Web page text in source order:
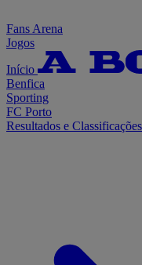
Fans Arena
Jogos
Início
Benfica
Sporting
FC Porto
Resultados e Classificações